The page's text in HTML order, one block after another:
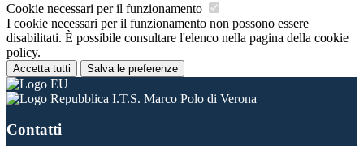
Cookie necessari per il funzionamento
I cookie necessari per il funzionamento non possono essere
disabilitati. È possibile consultare l'elenco nella pagina della cookie
policy.
Accetta tutti Salva le preferenze
I.T.S. Marco Polo di Verona
Contatti